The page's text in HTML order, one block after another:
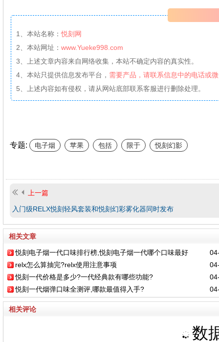
1、本站名称：悦刻网
2、本站网址： www.Yueke998.com
3、上述文章内容来自网络收集，本站不确定内容的真实性。
4、本站只提供信息发布平台， 需要产品，请联系信息中的电话或
5、上述内容如有侵权，请从网站底部联系客服进行删除处理。
专题: 电子烟 苹果 包括 限于 悦刻幻影
上一篇
​入门级RELX悦刻轻风套装和悦刻幻彩雾化器同时发布
相关文章
悦刻电子烟一代口味排行榜,悦刻电子烟一代哪个口味最好
relx怎么算抽完?relx使用注意事项
悦刻一代价格是多少?一代经典款有哪些功能?
悦刻一代烟弹口味全测评,哪款最值得入手?
相关评论
数